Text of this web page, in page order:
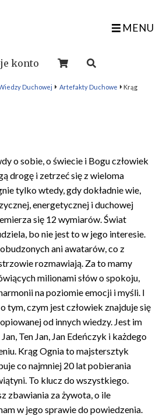
MENU
konto
Duchowej Artefakty Duchowe
Krąg
o sobie, o świecie i Bogu człowiek
drogę i zetrzeć się z wieloma
tylko wtedy, gdy dokładnie wie,
energetycznej i duchowej
się 12 wymiarów. Świat
bo nie jest to w jego interesie.
ani awatarów, co z
rozmawiają. Za to mamy
milionami słów o spokoju,
na poziomie emocji i myśli. I
tym, czym jest człowiek znajduje się
od innych wiedzy. Jest im
Ten Jan, Jan Edeńczyk i każdego
Krąg Ognia to majstersztyk
co najmniej 20 lat pobierania
To klucz do wszystkiego.
zbawiania za żywota, o ile
w jego sprawie do powiedzenia.